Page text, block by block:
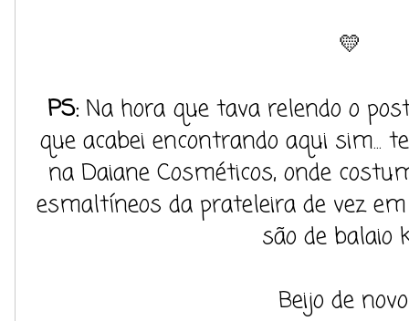
💛
PS: Na hora que tava relendo o
que acabei encontrando aqui sim...
na Daiane Cosméticos, onde
esmaltíneos da prateleira de vez
são de balaio
Beijo de